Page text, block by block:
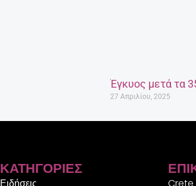
Έγκυος μετά τα
27 Απριλίου, 2025
ΚΑΤΗΓΟΡΊΕΣ